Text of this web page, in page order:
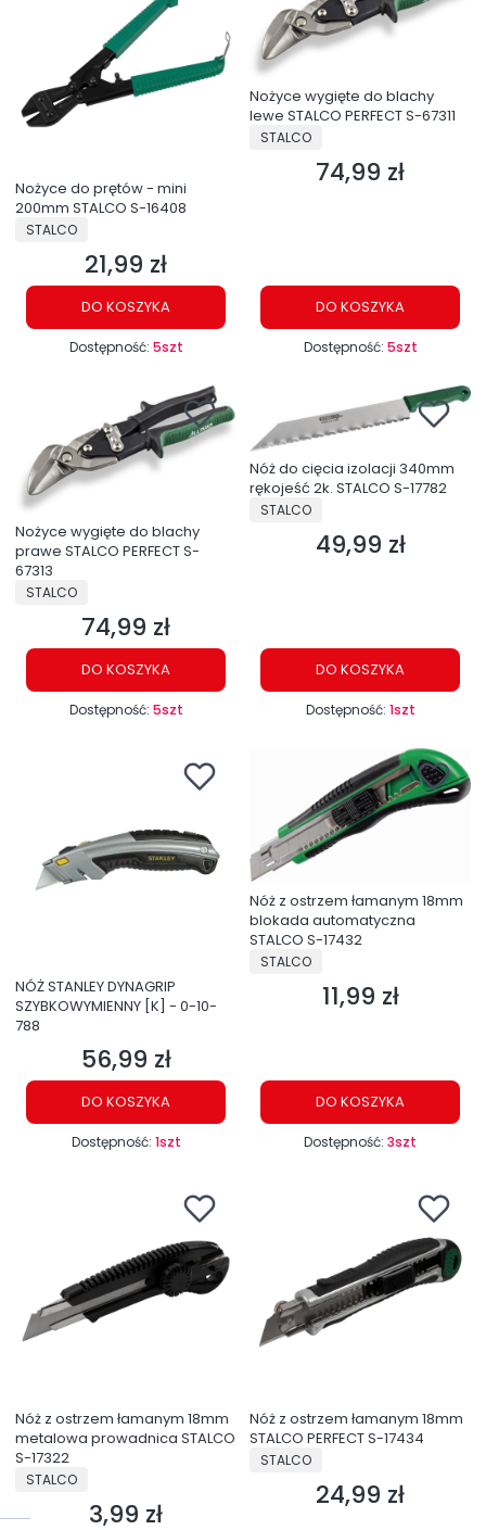
Nożyce do prętów - mini
200mm STALCO S-16408
PRODUCENT
STALCO
Cena
21,99 zł
DO KOSZYKA
Dostępność: 5szt
Nożyce wygięte do blachy
lewe STALCO PERFECT S-67311
PRODUCENT
STALCO
Cena
74,99 zł
DO KOSZYKA
Dostępność: 5szt
Nożyce wygięte do blachy
prawe STALCO PERFECT S-
67313
PRODUCENT
STALCO
Cena
74,99 zł
DO KOSZYKA
Dostępność: 5szt
Nóż do cięcia izolacji 340mm
rękojeść 2k. STALCO S-17782
PRODUCENT
STALCO
Cena
49,99 zł
DO KOSZYKA
Dostępność: 1szt
NÓŻ STANLEY DYNAGRIP
SZYBKOWYMIENNY [K] - 0-10-
788
Cena
56,99 zł
DO KOSZYKA
Dostępność: 1szt
Nóż z ostrzem łamanym 18mm
blokada automatyczna
STALCO S-17432
PRODUCENT
STALCO
Cena
11,99 zł
DO KOSZYKA
Dostępność: 3szt
Nóż z ostrzem łamanym 18mm
metalowa prowadnica STALCO
S-17322
PRODUCENT
STALCO
Cena
3,99 zł
Nóż z ostrzem łamanym 18mm
STALCO PERFECT S-17434
PRODUCENT
STALCO
Cena
24,99 zł